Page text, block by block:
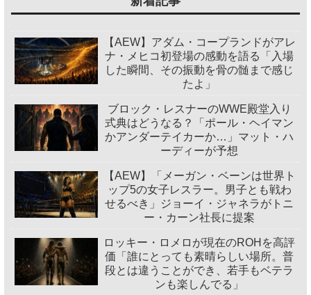
【AEW】アダム・コープランドがアレ
ナ・メヒコ初登場の感動を語る「入場
した瞬間、その振動を骨の髄まで感じ
たよ」
ブロック・レスナーのWWE殿堂入り
式典はどうなる？「ポール・ヘイマン
かアンダーテイカーか…」マット・ハ
ーディーが予想
【AEW】「メーガン・ベーンは世界ト
ップ5の女子レスラー。男子とも戦わ
せるべき」ジョーイ・ジャネラがトニ
ー・カーン社長に提案
ロッキー・ロメロが現在のROHを高評
価「誰にとっても素晴らしい場所。普
段とは違うことができ、若手もベテラ
ンも楽しんでる」